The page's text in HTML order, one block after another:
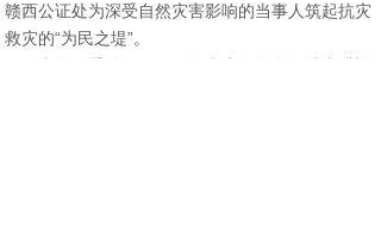
赣西公证处为深受自然灾害影响的当事人筑起抗灾
救灾的“为民之堤”。